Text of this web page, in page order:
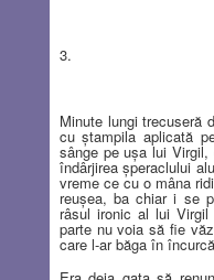
3.
Minute lungi trecuseră
cu ştampila aplicată
sânge pe uşa lui
îndârjirea şperaclului
vreme ce cu o mâna
reuşea, ba chiar i se
râsul ironic al lui
parte nu voia să fie
care l-ar băga în